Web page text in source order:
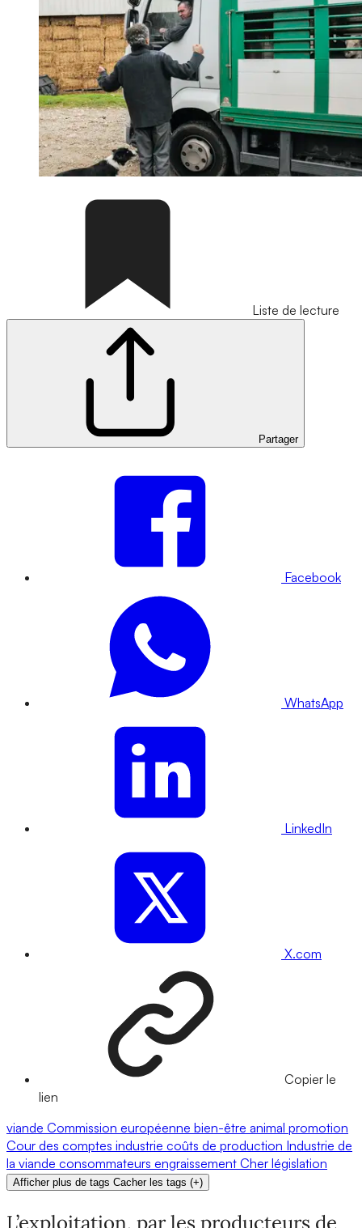
Liste de lecture
Partager
Facebook
WhatsApp
LinkedIn
X.com
Copier le
lien
viande Commission européenne bien-être animal promotion
Cour des comptes industrie coûts de production Industrie de
la viande consommateurs engraissement Cher législation
Afficher plus de tags Cacher les tags (+)
L’exploitation, par les producteurs de